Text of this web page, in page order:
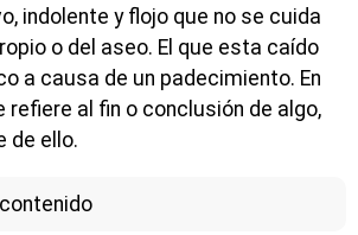
indolente y flojo que no se cuida
o del aseo. El que esta caído
a causa de un padecimiento. En
refiere al fin o conclusión de algo,
de ello.